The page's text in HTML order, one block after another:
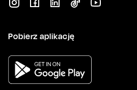
Pobierz aplikację